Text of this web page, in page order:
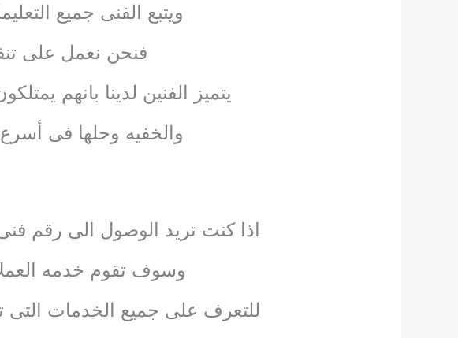
ويتبع الفنى جميع
فنحن نعمل على
يتميز الفنين لدينا بانهم
والخفيه وحلها فى
اذا كنت تريد الوصول الى رقم
وسوف تقوم خدمه
للتعرف على جميع الخدمات التى